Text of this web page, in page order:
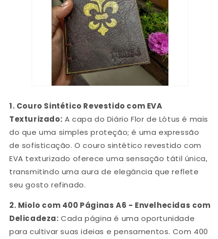
1. Couro Sintético Revestido com EVA
Texturizado: A capa do Diário Flor de Lótus é mais
do que uma simples proteção; é uma expressão
de sofisticação. O couro sintético revestido com
EVA texturizado oferece uma sensação tátil única,
transmitindo uma aura de elegância que reflete
seu gosto refinado.
2. Miolo com 400 Páginas A6 - Envelhecidas com
Delicadeza: Cada página é uma oportunidade
para cultivar suas ideias e pensamentos. Com 400